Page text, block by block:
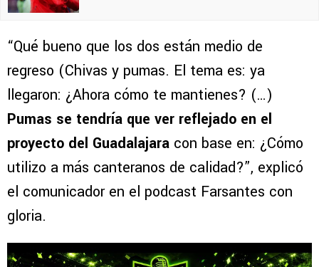
“Qué bueno que los dos están medio de
regreso (Chivas y pumas. El tema es: ya
llegaron: ¿Ahora cómo te mantienes? (…)
Pumas se tendría que ver reflejado en el
proyecto del Guadalajara con base en: ¿Cómo
utilizo a más canteranos de calidad?”, explicó
el comunicador en el podcast Farsantes con
gloria.